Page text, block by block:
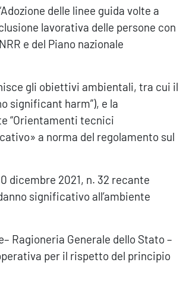
delle linee guida volte a
lavorativa delle persone con
e del Piano nazionale
gli obiettivi ambientali, tra cui il
significant harm”), e la
“Orientamenti tecnici
a norma del regolamento sul
dicembre 2021, n. 32 recante
significativo all’ambiente
Ragioneria Generale dello Stato –
per il rispetto del principio